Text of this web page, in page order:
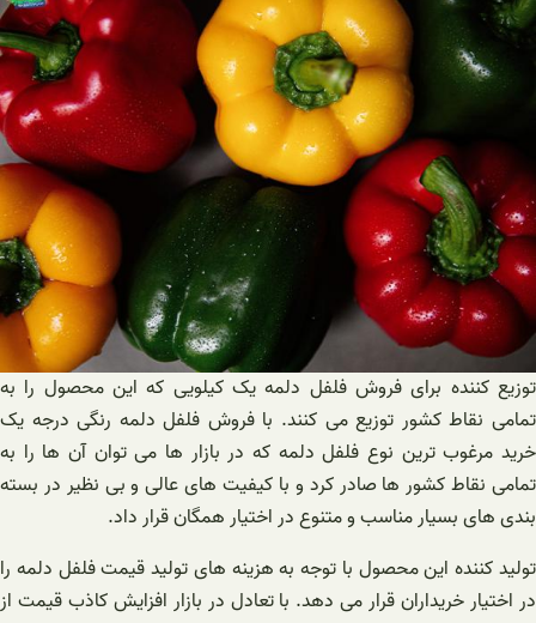
توزیع کننده برای فروش فلفل دلمه یک کیلویی که این محصول را به
تمامی نقاط کشور توزیع می کنند‌. با فروش فلفل دلمه رنگی درجه یک
خرید مرغوب ترین نوع فلفل دلمه که در بازار ها می توان آن ها را به
تمامی نقاط کشور ها صادر کرد و با کیفیت های عالی و بی نظیر در بسته
بندی های بسیار مناسب و متنوع در اختیار همگان قرار داد.
تولید کننده این محصول با توجه به هزینه های تولید قیمت فلفل دلمه را
در اختیار خریداران قرار می دهد. با تعادل در بازار افزایش کاذب قیمت از